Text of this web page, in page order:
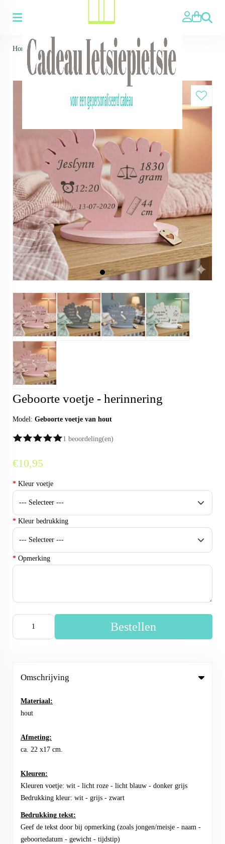
Zoeken
Home > Geboorte voetje - herinnering
Geboorte voetje - herinnering
Model: Geboorte voetje van hout
1 beoordeling(en)
€10,95
* Kleur voetje
* Kleur bedrukking
* Opmerking
Bestellen
Omschrijving
Materiaal:
hout
Afmeting:
ca. 22 x17 cm.
Kleuren:
Kleuren voetje: wit - licht roze - licht blauw - donker grijs
Bedrukking kleur: wit - grijs - zwart
Bedrukking tekst:
Geef de tekst door bij opmerking (zoals jongen/meisje - naam -
geboortedatum - gewicht - tijdstip)